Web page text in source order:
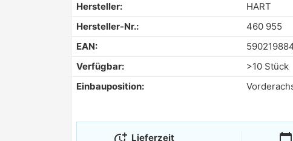
Hersteller: HART
Hersteller-Nr.:
460 955
EAN:
Verfügbar:
>10 Stück
Einbauposition:
Lieferzeit